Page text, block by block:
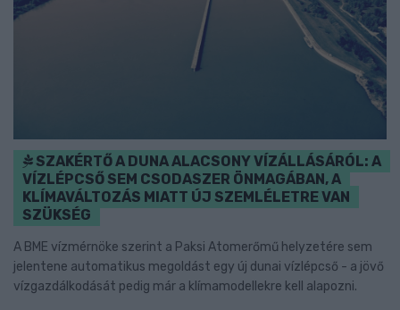
SZAKÉRTŐ A DUNA ALACSONY VÍZÁLLÁSÁRÓL: A
VÍZLÉPCSŐ SEM CSODASZER ÖNMAGÁBAN, A
KLÍMAVÁLTOZÁS MIATT ÚJ SZEMLÉLETRE VAN
SZÜKSÉG
A BME vízmérnöke szerint a Paksi Atomerőmű helyzetére sem
jelentene automatikus megoldást egy új dunai vízlépcső - a jövő
vízgazdálkodását pedig már a klímamodellekre kell alapozni.